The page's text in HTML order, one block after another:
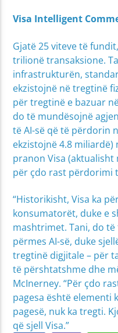
Visa Intelligent
Gjatë 25 viteve të
trilionë transaksione.
infrastrukturën,
ekzistojnë në tregtinë
për tregtinë e bazuar
do të mundësojnë
të AI-së që të përdorin
ekzistojnë 4.8 miliardë)
pranon Visa (aktualisht
për çdo rast përdorimi
“Historikisht, Visa ka
konsumatorët, duke e
mashtrimet. Tani, do
përmes AI-së, duke
tregtinë digjitale – për
të përshtatshme dhe
McInerney. “Për çdo
pagesa është elementi
pagesë, nuk ka tregti.
që sjell Visa.”